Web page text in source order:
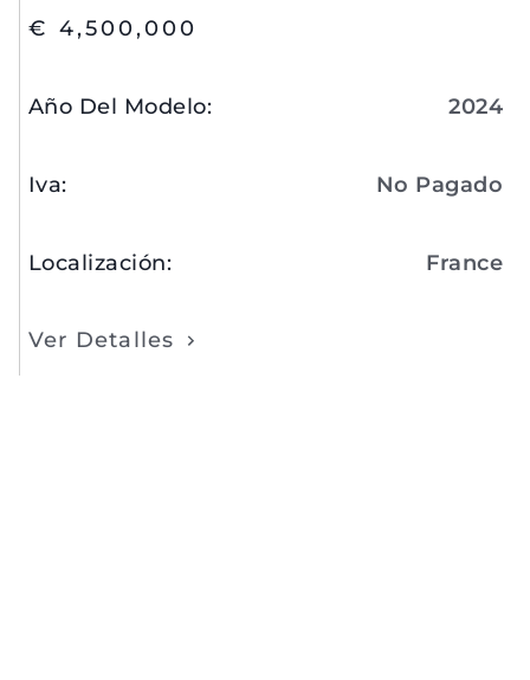
€ 4,500,000
Año Del Modelo: 2024
Iva: No Pagado
Localización: France
Ver Detalles